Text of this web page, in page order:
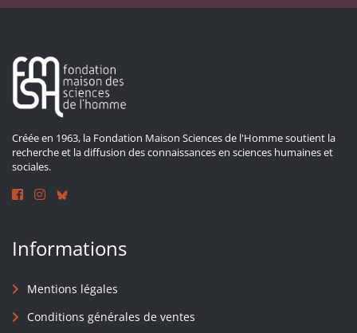
Créée en 1963, la Fondation Maison Sciences de l'Homme soutient la
recherche et la diffusion des connaissances en sciences humaines et
sociales.
Informations
Mentions légales
Conditions générales de ventes